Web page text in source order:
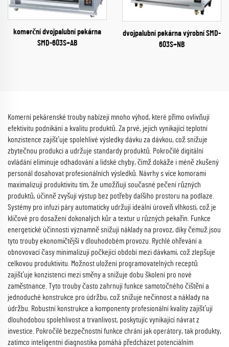
komerční dvojpalubní pekárna
SMD-603S+AB
dvojpalubní pekárna výrobní SMD-
603S+NB
Komerní pekárenské trouby nabízejí mnoho výhod, které přímo ovlivňují
efektivitu podnikání a kvalitu produktů. Za prvé, jejich vynikající teplotní
konzistence zajišťuje spolehlivé výsledky dávku za dávkou, což snižuje
zbytečnou produkci a udržuje standardy produktů. Pokročilé digitální
ovládání eliminuje odhadování a lidské chyby, čímž dokáže i méně zkušený
personál dosahovat profesionálních výsledků. Návrhy s více komorami
maximalizují produktivitu tím, že umožňují současné pečení různých
produktů, účinně zvyšují výstup bez potřeby dalšího prostoru na podlaze.
Systémy pro infuzi páry automaticky udržují ideální úroveň vlhkosti, což je
klíčové pro dosažení dokonalých kůr a textur u různých pekařin. Funkce
energetické účinnosti významně snižují náklady na provoz, díky čemuž jsou
tyto trouby ekonomičtější v dlouhodobém provozu. Rychlé ohřevání a
obnovovací časy minimalizují počkející období mezi dávkami, což zlepšuje
celkovou produktivitu. Možnost uložení programovatelných receptů
zajišťuje konzistenci mezi směny a snižuje dobu školení pro nové
zaměstnance. Tyto trouby často zahrnují funkce samotočného čištění a
jednoduché konstrukce pro údržbu, což snižuje nečinnost a náklady na
údržbu. Robustní konstrukce a komponenty profesionální kvality zajišťují
dlouhodobou spolehlivost a trvanlivost, poskytujíc vynikající návrat z
investice. Pokročilé bezpečnostní funkce chrání jak operátory, tak produkty,
zatímco inteligentní diagnostika pomáhá předcházet potenciálním